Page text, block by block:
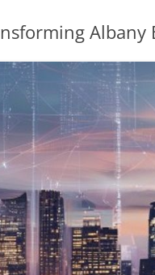
Albany